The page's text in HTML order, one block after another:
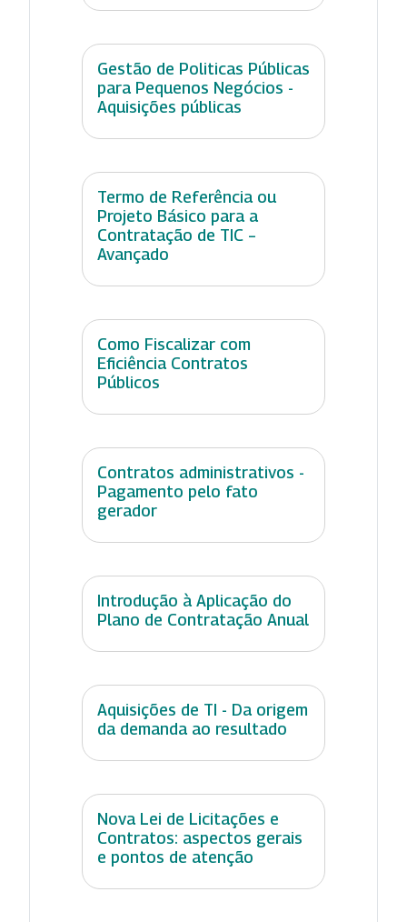
Gestão de Politicas Públicas
para Pequenos Negócios -
Aquisições públicas
Termo de Referência ou
Projeto Básico para a
Contratação de TIC –
Avançado
Como Fiscalizar com
Eficiência Contratos
Públicos
Contratos administrativos -
Pagamento pelo fato
gerador
Introdução à Aplicação do
Plano de Contratação Anual
Aquisições de TI - Da origem
da demanda ao resultado
Nova Lei de Licitações e
Contratos: aspectos gerais
e pontos de atenção